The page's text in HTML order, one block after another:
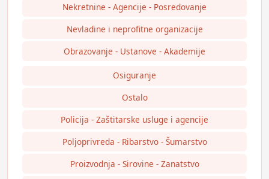
Nekretnine - Agencije - Posredovanje
Nevladine i neprofitne organizacije
Obrazovanje - Ustanove - Akademije
Osiguranje
Ostalo
Policija - Zaštitarske usluge i agencije
Poljoprivreda - Ribarstvo - Šumarstvo
Proizvodnja - Sirovine - Zanatstvo